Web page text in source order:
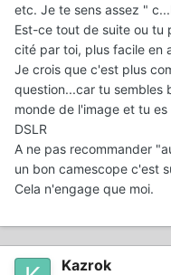
etc. Je te sens assez "
Est-ce tout de suite ou tu
cité par toi, plus facile en
Je crois que c'est plus
question...car tu sembles
monde de l'image et tu
DSLR
A ne pas recommander
un bon camescope c'est
Cela n'engage que moi.
Kazrok